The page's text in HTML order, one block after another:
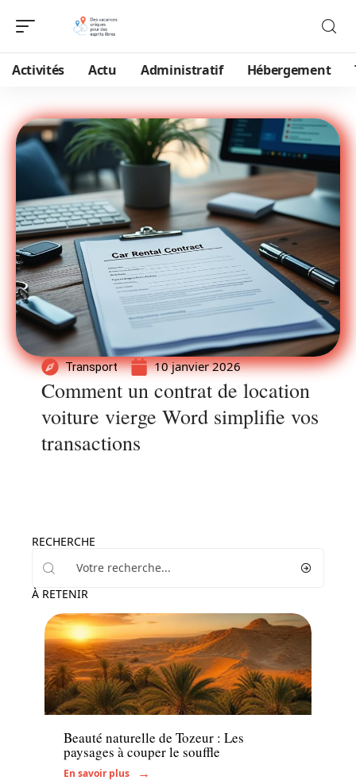
Activités Actu Administratif Hébergement
Transport 10 janvier 2026
Comment un contrat de location
voiture vierge Word simplifie vos
transactions
RECHERCHE
À RETENIR
Activités
Beauté naturelle de Tozeur : Les
paysages à couper le souffle
En savoir plus